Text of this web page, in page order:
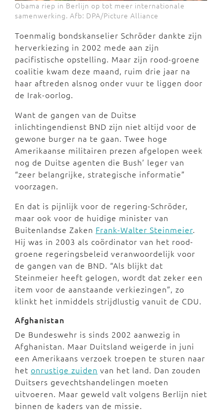
Obama riep in Berlijn op tot meer internationale
samenwerking. Afb: DPA/Picture Alliance
Toenmalig bondskanselier Schröder dankte zijn
herverkiezing in 2002 mede aan zijn
pacifistische opstelling. Maar zijn rood-groene
coalitie kwam deze maand, ruim drie jaar na
haar aftreden alsnog onder vuur te liggen door
de Irak-oorlog.
Want de gangen van de Duitse
inlichtingendienst BND zijn niet altijd voor de
gewone burger na te gaan. Twee hoge
Amerikaanse militairen prezen afgelopen week
nog de Duitse agenten die Bush’ leger van
“zeer belangrijke, strategische informatie”
voorzagen.
En dat is pijnlijk voor de regering-Schröder,
maar ook voor de huidige minister van
Buitenlandse Zaken Frank-Walter Steinmeier.
Hij was in 2003 als coördinator van het rood-
groene regeringsbeleid veranwoordelijk voor
de gangen van de BND. “Als blijkt dat
Steinmeier heeft gelogen, wordt dat zeker een
item voor de aanstaande verkiezingen”, zo
klinkt het inmiddels strijdlustig vanuit de CDU.
Afghanistan
De Bundeswehr is sinds 2002 aanwezig in
Afghanistan. Maar Duitsland weigerde in juni
een Amerikaans verzoek troepen te sturen naar
het onrustige zuiden van het land. Dan zouden
Duitsers gevechtshandelingen moeten
uitvoeren. Maar geweld valt volgens Berlijn niet
binnen de kaders van de missie.